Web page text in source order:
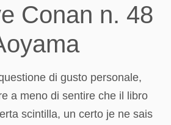
Conan n. 48
di gusto personale,
a meno di sentire che il libro
scintilla, un certo je ne sais